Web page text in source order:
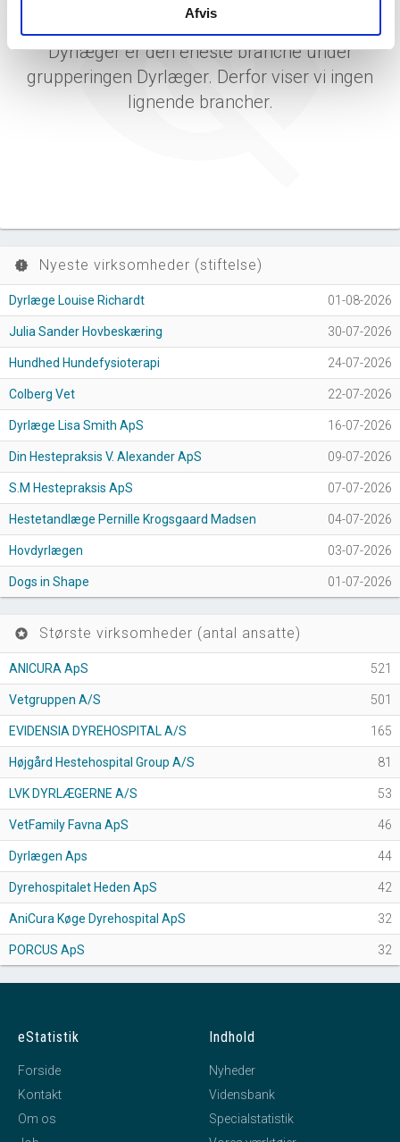
Afvis
Dyrlæger er den eneste branche under
grupperingen Dyrlæger. Derfor viser vi ingen
lignende brancher.
new_releases Nyeste virksomheder (stiftelse)
Dyrlæge Louise Richardt 01-08-2026
Julia Sander Hovbeskæring 30-07-2026
Hundhed Hundefysioterapi 24-07-2026
Colberg Vet 22-07-2026
Dyrlæge Lisa Smith ApS 16-07-2026
Din Hestepraksis V. Alexander ApS 09-07-2026
S.M Hestepraksis ApS 07-07-2026
Hestetandlæge Pernille Krogsgaard Madsen 04-07-2026
Hovdyrlægen 03-07-2026
Dogs in Shape 01-07-2026
stars Største virksomheder (antal ansatte)
ANICURA ApS 521
Vetgruppen A/S 501
EVIDENSIA DYREHOSPITAL A/S 165
Højgård Hestehospital Group A/S 81
LVK DYRLÆGERNE A/S 53
VetFamily Favna ApS 46
Dyrlægen Aps 44
Dyrehospitalet Heden ApS 42
AniCura Køge Dyrehospital ApS 32
PORCUS ApS 32
eStatistik
Forside
Kontakt
Om os
Indhold
Nyheder
Vidensbank
Specialstatistik